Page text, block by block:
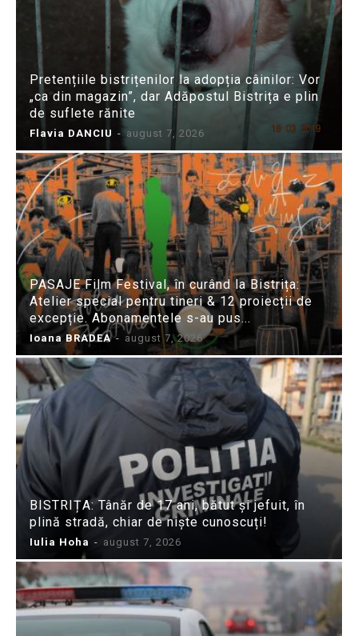
Pretențiile bistrițenilor la adopția câinilor: Vor
„ca din magazin”, dar Adăpostul Bistrița e plin
de suflete rănite
Flavia DANCIU - august 7, 2026
PASAJE Film Festival, în curând la Bistrița:
Atelier special pentru tineri & 12 proiecții de
excepție. Abonamentele s-au pus...
Ioana BRADEA - august 7, 2026
BISTRIȚA: Tânăr de 17 ani, bătut și jefuit, în
plină stradă, chiar de niște cunoscuți!
Iulia Hoha - august 7, 2026